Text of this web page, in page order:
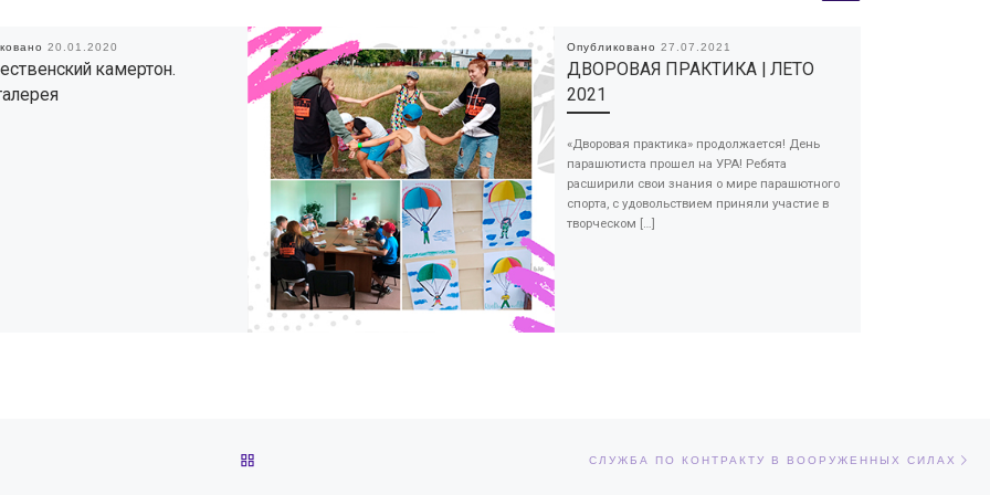
20.01.2020
камертон.
Опубликовано 27.07.2021
ДВОРОВАЯ ПРАКТИКА | ЛЕТО
2021
«Дворовая практика» продолжается! День
парашютиста прошел на УРА! Ребята
расширили свои знания о мире парашютного
спорта, с удовольствием приняли участие в
творческом […]
СЛУЖБА ПО КОНТРАКТУ В ВООРУЖЕННЫХ СИЛАХ